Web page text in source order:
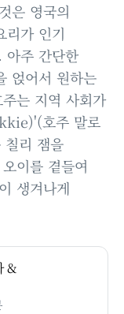
은 영국의
리가 인기
아주 간단한
얹어서 원하는
는 지역 사회가
호주 말로
칠리 잼을
이를 곁들여
생겨나게
&